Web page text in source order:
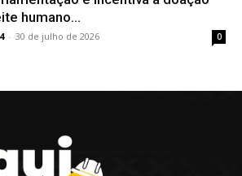
humano...
- 30 de julho de 2026 0